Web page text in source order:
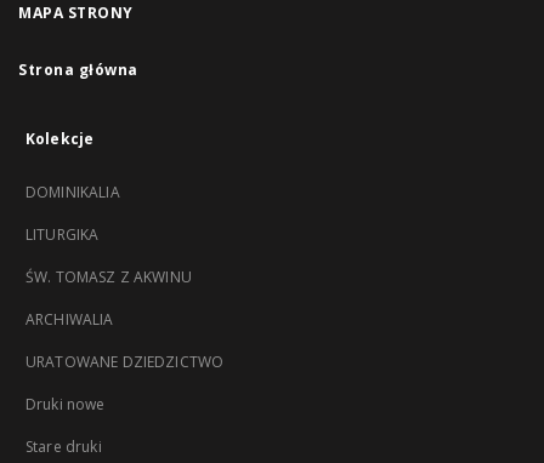
MAPA STRONY
Strona główna
Kolekcje
DOMINIKALIA
LITURGIKA
ŚW. TOMASZ Z AKWINU
ARCHIWALIA
URATOWANE DZIEDZICTWO
Druki nowe
Stare druki